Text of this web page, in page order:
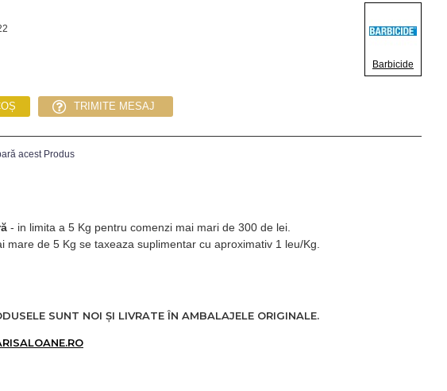
formarea petelor de rugina, astfel se prelungeste durata de viata a lamelelor de
pe lamelele taietoare (cca 5 sec ) dupa care opriti masina si lasati sa se usuce.
Barbicide
TRIMITE MESAJ
acest Produs
- in limita a 5 Kg pentru comenzi mai mari de 300 de lei.
mare de 5 Kg se taxeaza suplimentar cu aproximativ 1 leu/Kg.
SUNT NOI ȘI LIVRATE ÎN AMBALAJELE ORIGINALE.